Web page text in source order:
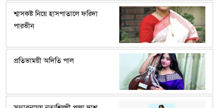
শ্বাসকষ্ট নিয়ে হাসপাতালে ফরিদা
পারভীন
প্রতিভাময়ী অদিতি পাল